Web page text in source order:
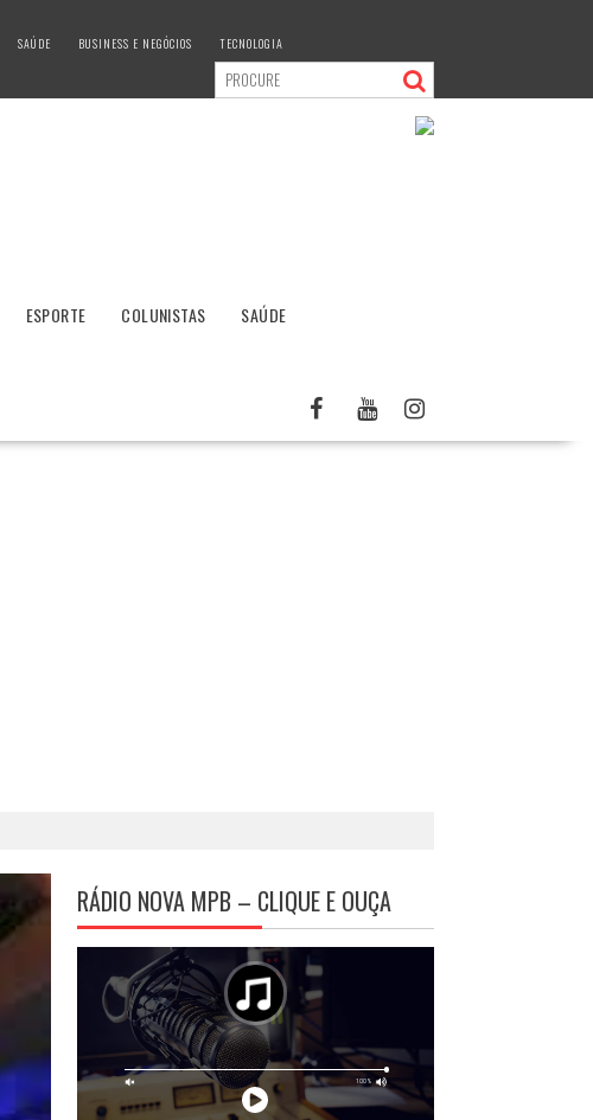
SAÚDE BUSINESS E NEGÓCIOS TECNOLOGIA
ESPORTE COLUNISTAS
SAÚDE
RÁDIO NOVA MPB – CLIQUE E OUÇA